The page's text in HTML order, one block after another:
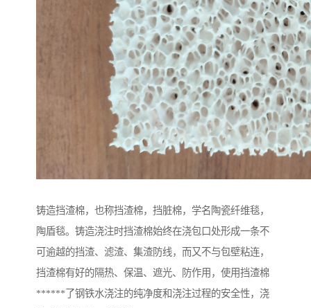
铸造挡渣棉，也称挡渣棉，挡脏棉，学名陶瓷纤维毯，
陶盾毯。铸造浇注时挡渣棉始终在浇包口处形成一条不
可逾越的挡渣、滤渣、集渣防线，而又不与包壁粘连，
挡渣棉有好的隔热、保温、遮光、防作用，使用挡渣棉
******了钢铁水浇注的纯净度和浇注过程的安全性，浇